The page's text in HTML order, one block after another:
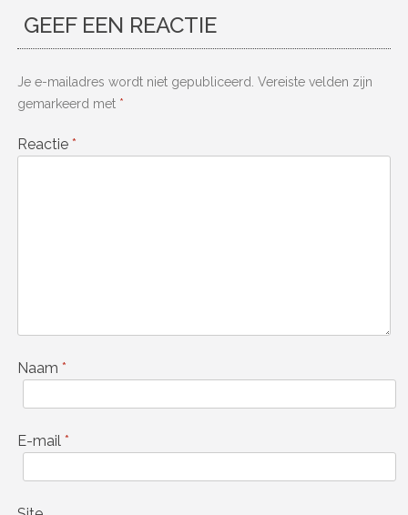
GEEF EEN REACTIE
Je e-mailadres wordt niet gepubliceerd. Vereiste velden zijn
gemarkeerd met *
Reactie *
Naam *
E-mail *